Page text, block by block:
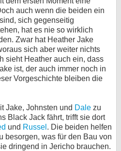
auch wenn die beiden ein
sich gegenseitig
hat es nie so wirklich
Zwar hat Heather Jake
sich aber weiter nichts
sieht Heather auch ein, dass
ist, der auch immer noch in
Vorgeschichte bleiben die
Jake, Johnsten und Dale zu
Black Jack fährt, trifft sie dort
und Russel . Die beiden helfen
besorgen, was für den Bau von
dringend in Jericho brauchen.